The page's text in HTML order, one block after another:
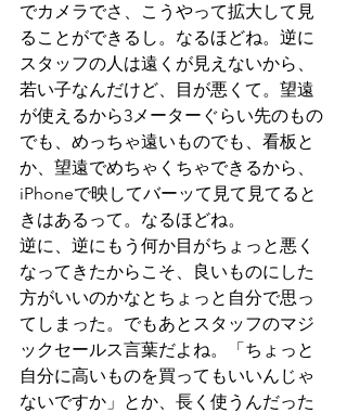
でカメラでさ、こうやって拡大して見
ることができるし。なるほどね。逆に
スタッフの人は遠くが見えないから、
若い子なんだけど、目が悪くて。望遠
が使えるから3メーターぐらい先のもの
でも、めっちゃ遠いものでも、看板と
か、望遠でめちゃくちゃできるから、
iPhoneで映してバーッて見て見てると
きはあるって。なるほどね。
逆に、逆にもう何か目がちょっと悪く
なってきたからこそ、良いものにした
方がいいのかなとちょっと自分で思っ
てしまった。でもあとスタッフのマジ
ックセールス言葉だよね。「ちょっと
自分に高いものを買ってもいいんじゃ
ないですか」とか、長く使うんだった